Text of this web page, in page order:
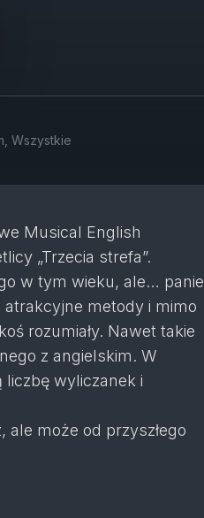
Wszystkie
Musical English
„Trzecia strefa”.
w tym wieku, ale… panie
atrakcyjne metody i mimo
rozumiały. Nawet takie
z angielskim. W
liczbę wyliczanek i
ale może od przyszłego